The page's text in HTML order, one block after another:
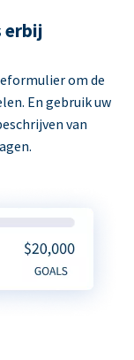
erbij
om de
En gebruik uw
van